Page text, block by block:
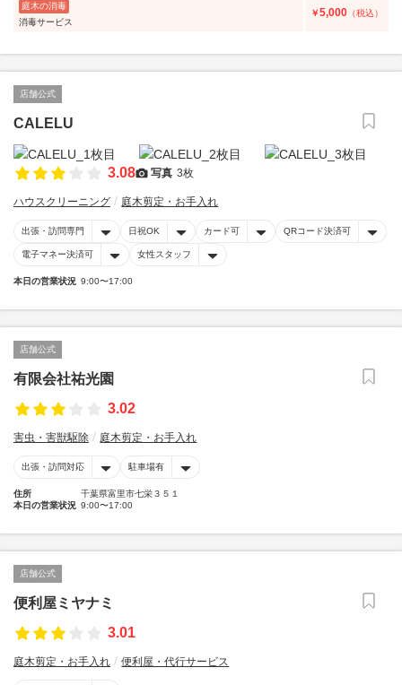
庭木の消毒
消毒サービス
￥5,000 （税込）
店舗公式
CALELU
3.08 写真 3枚
ハウスクリーニング 庭木剪定・お手入れ
出張・訪問専門 日祝OK カード可 QRコード決済可
電子マネー決済可 女性スタッフ
本日の営業状況 9:00〜17:00
店舗公式
有限会社祐光園
3.02
害虫・害獣駆除 庭木剪定・お手入れ
出張・訪問対応 駐車場有
住所
千葉県富里市七栄３５１
本日の営業状況 9:00〜17:00
店舗公式
便利屋ミヤナミ
3.01
庭木剪定・お手入れ 便利屋・代行サービス